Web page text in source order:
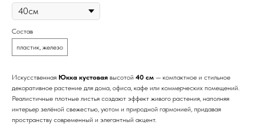
Состав
пластик, железо
Искусственная Юкка кустовая высотой 40 см — компактное и стильное
декоративное растение для дома, офиса, кафе или коммерческих помещений.
Реалистичные плотные листья создают эффект живого растения, наполняя
интерьер зелёной свежестью, уютом и природной гармонией, придавая
пространству современный и элегантный акцент.